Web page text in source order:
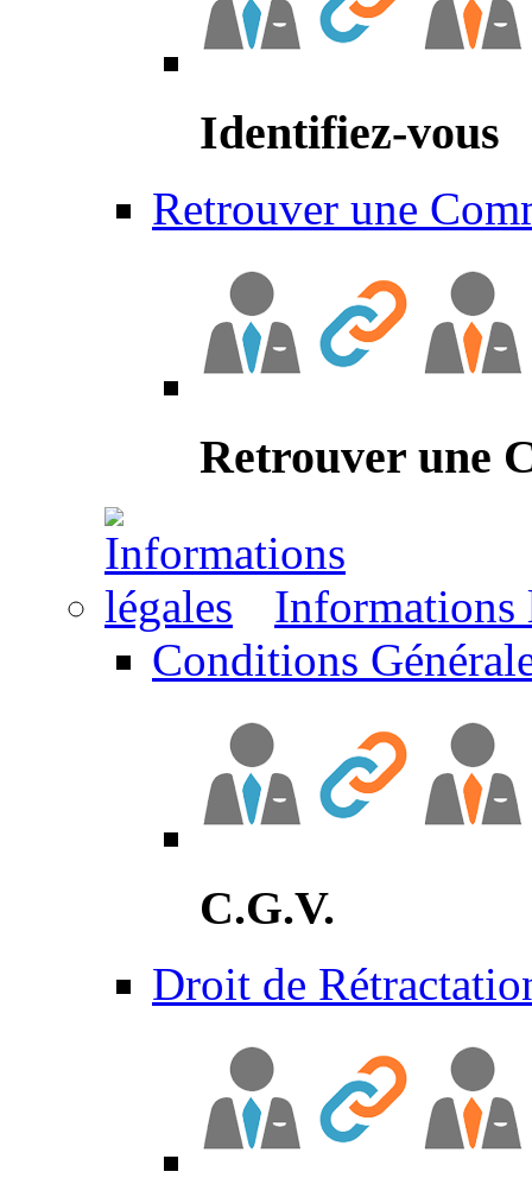
Identifiez-vous
Retrouver une
Retrouver une
Informations
Conditions
C.G.V.
Droit de